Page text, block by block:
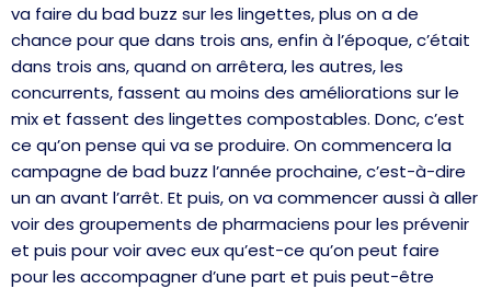
va faire du bad buzz sur les lingettes, plus on a de
chance pour que dans trois ans, enfin à l’époque, c’était
dans trois ans, quand on arrêtera, les autres, les
concurrents, fassent au moins des améliorations sur le
mix et fassent des lingettes compostables. Donc, c’est
ce qu’on pense qui va se produire. On commencera la
campagne de bad buzz l’année prochaine, c’est-à-dire
un an avant l’arrêt. Et puis, on va commencer aussi à aller
voir des groupements de pharmaciens pour les prévenir
et puis pour voir avec eux qu’est-ce qu’on peut faire
pour les accompagner d’une part et puis peut-être